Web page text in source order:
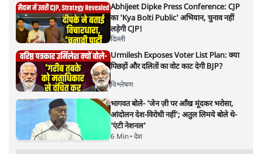
मुकेश कुमारकी और स्टोरी पढ़ें
भारत–यूरोप संवाद: दूरदर्शी रणनीति या
हालात से उपजा मोड़?